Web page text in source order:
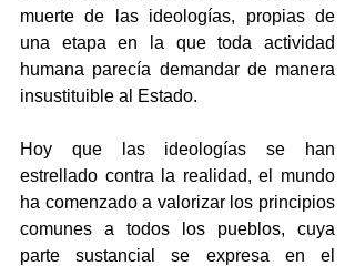
muerte de las ideologías, propias de
una etapa en la que toda actividad
humana parecía demandar de manera
insustituible al Estado.
Hoy que las ideologías se han
estrellado contra la realidad, el mundo
ha comenzado a valorizar los principios
comunes a todos los pueblos, cuya
parte sustancial se expresa en el